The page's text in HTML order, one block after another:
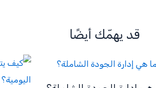
قد يهمّك أيضًا